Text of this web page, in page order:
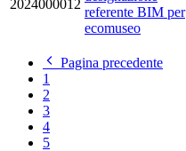
2024000012
referente BIM per
ecomuseo
Pagina precedente
1
2
3
4
5